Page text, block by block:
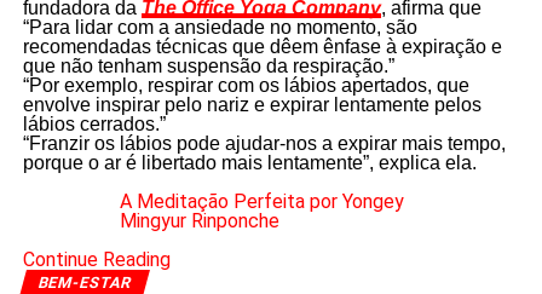
fundadora da The Office Yoga Company, afirma que
“Para lidar com a ansiedade no momento, são
recomendadas técnicas que dêem ênfase à expiração e
que não tenham suspensão da respiração.”
“Por exemplo, respirar com os lábios apertados, que
envolve inspirar pelo nariz e expirar lentamente pelos
lábios cerrados.”
“Franzir os lábios pode ajudar-nos a expirar mais tempo,
porque o ar é libertado mais lentamente”, explica ela.
A Meditação Perfeita por Yongey
Mingyur Rinponche
Continue Reading
BEM-ESTAR